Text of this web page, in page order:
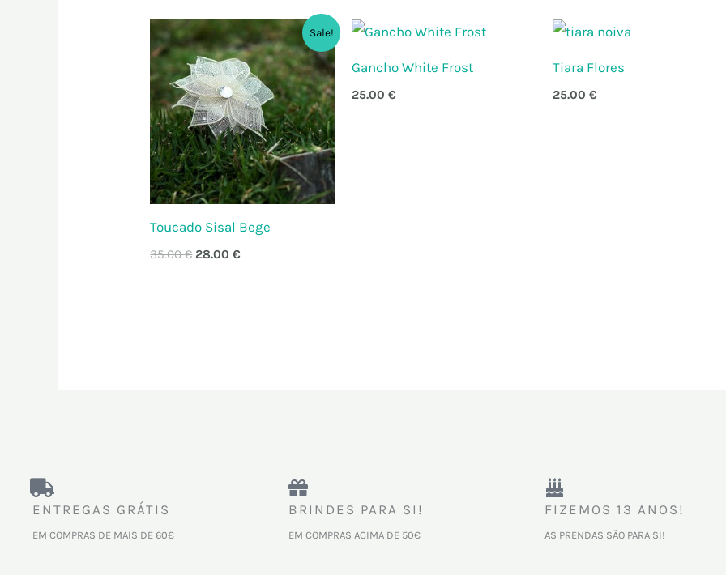
Sale!
Toucado Sisal Bege
35.00€
O
preço
original
era:
35.00 €.
28.00€
preço
atual
é:
28.00 €.
Gancho White Frost
25.00 €
Tiara Flores
25.00 €
ENTREGAS GRÁTIS
EM COMPRAS DE MAIS DE 60€
BRINDES PARA SI!
EM COMPRAS ACIMA DE 50€
FIZEMOS 13 ANOS!
AS PRENDAS SÃO PARA SI!